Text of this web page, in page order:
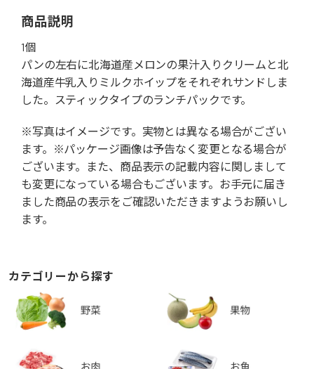
商品説明
1個
パンの左右に北海道産メロンの果汁入りクリームと北
海道産牛乳入りミルクホイップをそれぞれサンドしま
した。スティックタイプのランチパックです。
※写真はイメージです。実物とは異なる場合がござい
ます。※パッケージ画像は予告なく変更となる場合が
ございます。また、商品表示の記載内容に関しまして
も変更になっている場合もございます。お手元に届き
ました商品の表示をご確認いただきますようお願いし
ます。
カテゴリーから探す